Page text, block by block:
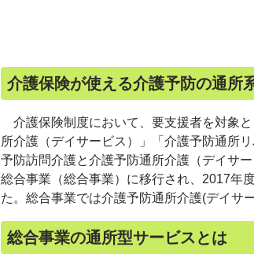
介護保険が使える介護予防の通所
介護保険制度において、要支援者を対象
所介護（デイサービス）」「介護予防通所
予防訪問介護と介護予防通所介護（デイサ
総合事業（総合事業）に移行され、2017年
た。総合事業では介護予防通所介護(デイサ
総合事業の通所型サービスとは